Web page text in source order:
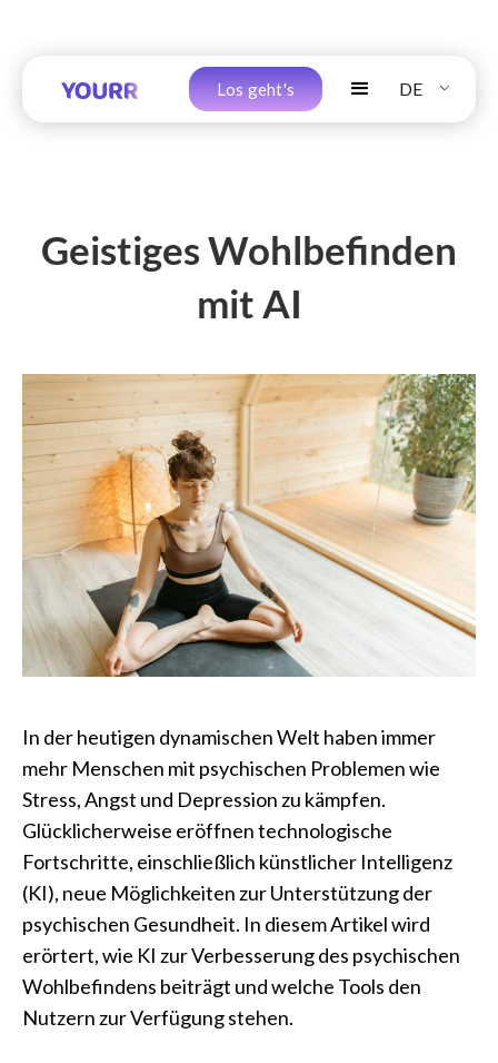
Los geht's DE
Geistiges Wohlbefinden
mit AI
In der heutigen dynamischen Welt haben immer
mehr Menschen mit psychischen Problemen wie
Stress, Angst und Depression zu kämpfen.
Glücklicherweise eröffnen technologische
Fortschritte, einschließlich künstlicher Intelligenz
(KI), neue Möglichkeiten zur Unterstützung der
psychischen Gesundheit. In diesem Artikel wird
erörtert, wie KI zur Verbesserung des psychischen
Wohlbefindens beiträgt und welche Tools den
Nutzern zur Verfügung stehen.